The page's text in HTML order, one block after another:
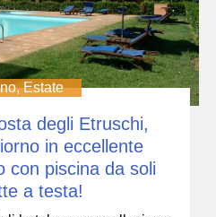
,Estate
degli Etruschi,
in eccellente
con piscina da soli
a testa!